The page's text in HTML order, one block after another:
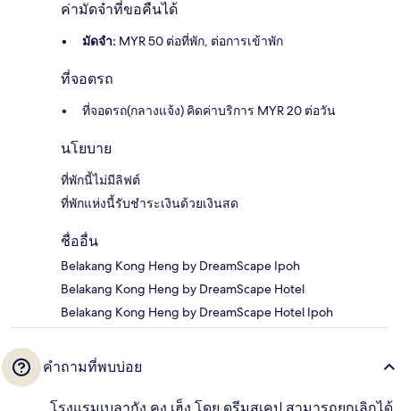
ค่ามัดจำที่ขอคืนได้
มัดจำ: MYR 50 ต่อที่พัก, ต่อการเข้าพัก
ที่จอดรถ
ที่จอดรถ(กลางแจ้ง) คิดค่าบริการ MYR 20 ต่อวัน
นโยบาย
ที่พักนี้ไม่มีลิฟต์
ที่พักแห่งนี้รับชำระเงินด้วยเงินสด
ชื่ออื่น
Belakang Kong Heng by DreamScape Ipoh
Belakang Kong Heng by DreamScape Hotel
Belakang Kong Heng by DreamScape Hotel Ipoh
คำถามที่พบบ่อย